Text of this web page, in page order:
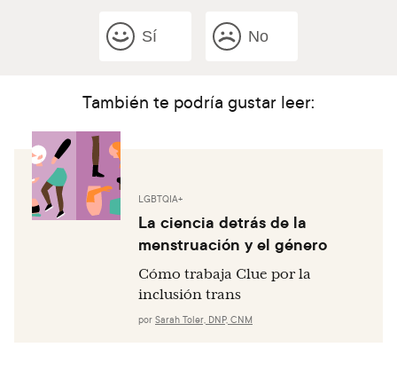
Sí No
También te podría gustar leer:
LGBTQIA+
La ciencia detrás de la
menstruación y el género
Cómo trabaja Clue por la
inclusión trans
por Sarah Toler, DNP, CNM